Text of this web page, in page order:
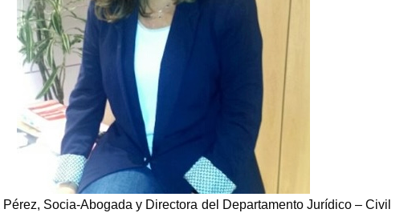
Socia-Abogada y Directora del Departamento Jurídico – Civil